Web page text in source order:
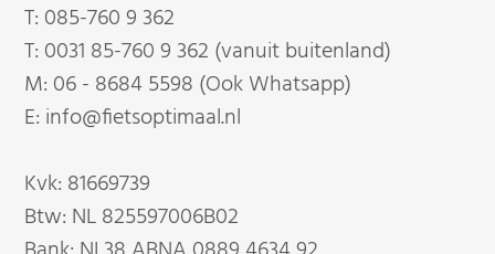
T: 085-760 9 362
T: 0031 85-760 9 362 (vanuit buitenland)
M: 06 - 8684 5598 (Ook Whatsapp)
E: info@fietsoptimaal.nl
Kvk: 81669739
Btw: NL 825597006B02